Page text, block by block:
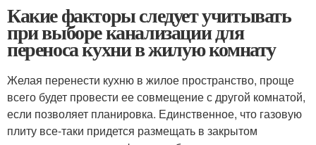
Какие факторы следует учитывать
при выборе канализации для
переноса кухни в жилую комнату
Желая перенести кухню в жилое пространство, проще
всего будет провести ее совмещение с другой комнатой,
если позволяет планировка. Единственное, что газовую
плиту все-таки придется размещать в закрытом